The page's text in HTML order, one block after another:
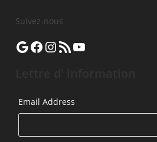
Suivez-nous
GoogleFacebook
Instagram
Flux RSS YouTube
Email Address